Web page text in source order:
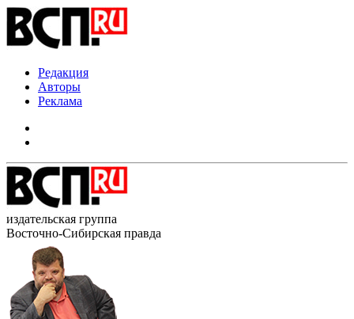
Редакция
Авторы
Реклама
издательская группа
Восточно-Сибирская правда